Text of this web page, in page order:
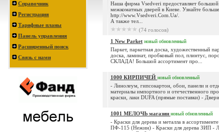
Справочник
Регистрация
Тарифные планы
Панель управления
Расширенный поиск
Связь с нами
Наша фирма Vsedveri предоставляет большой
межкоматных дверей в Киеве. Узнайте
http://www.Vsedveri.Com.Ua/.
А также тел...
(74 голосов)
1 New Parket новый обновленный
Паркет, паркетная доска, художественный
доска, ламинат, пробковый пол, плинтус,
СКЛАДА! Большой ассортимент про...
1000 КИРПИЧЕЙ новый обновленный
- Линолеум, гипсокартон, обои, панели и
материалы импортного и отечественного
краски, лаки DUFA (прямые поставки) -
1001 МЕЛОЧЬ магазин новый обновленный
- Краски для дерева и металла в
ПФ-115 (Нежин) - Краски для дерева ЗИП -